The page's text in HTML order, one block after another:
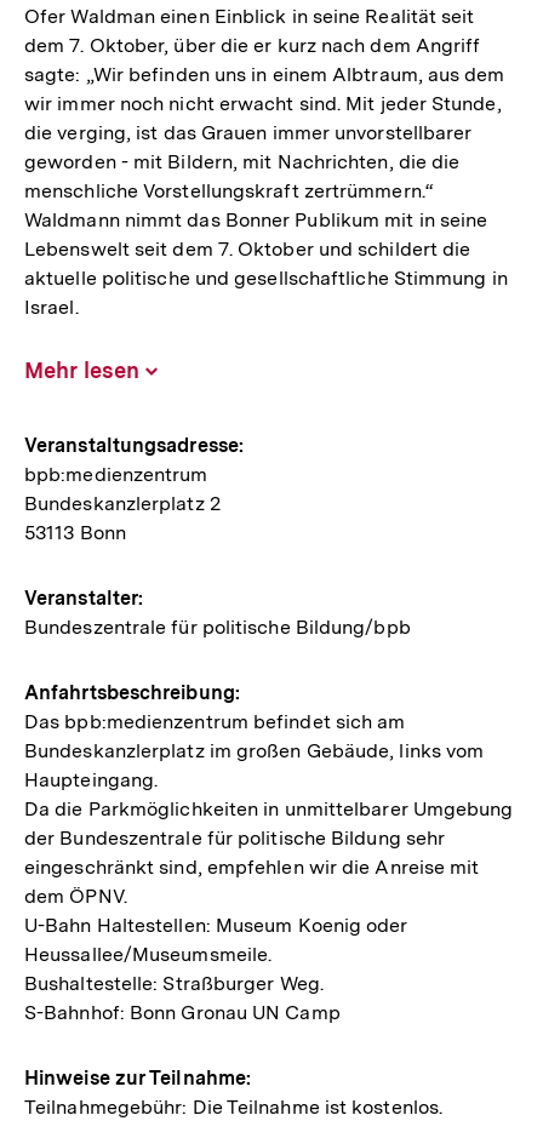
Ofer Waldman einen Einblick in seine Realität seit
dem 7. Oktober, über die er kurz nach dem Angriff
sagte: „Wir befinden uns in einem Albtraum, aus dem
wir immer noch nicht erwacht sind. Mit jeder Stunde,
die verging, ist das Grauen immer unvorstellbarer
geworden - mit Bildern, mit Nachrichten, die die
menschliche Vorstellungskraft zertrümmern.“
Waldmann nimmt das Bonner Publikum mit in seine
Lebenswelt seit dem 7. Oktober und schildert die
aktuelle politische und gesellschaftliche Stimmung in
Israel.
Mehr lesen
Hinweise
zur
Veranstaltung
Veranstaltungsadresse:
bpb:medienzentrum
Bundeskanzlerplatz 2
53113 Bonn
Veranstalter:
Bundeszentrale für politische Bildung/bpb
Anfahrtsbeschreibung:
Das bpb:medienzentrum befindet sich am
Bundeskanzlerplatz im großen Gebäude, links vom
Haupteingang.
Da die Parkmöglichkeiten in unmittelbarer Umgebung
der Bundeszentrale für politische Bildung sehr
eingeschränkt sind, empfehlen wir die Anreise mit
dem ÖPNV.
U-Bahn Haltestellen: Museum Koenig oder
Heussallee/Museumsmeile.
Bushaltestelle: Straßburger Weg.
S-Bahnhof: Bonn Gronau UN Camp
Hinweise zur Teilnahme:
Teilnahmegebühr: Die Teilnahme ist kostenlos.